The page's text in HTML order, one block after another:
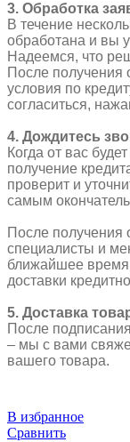
3. Обработка
В течение
обработана и вы
Надеемся, что
После получения
условия по
согласиться,
4. Дождитесь
Когда от вас
получение
проверит и
самым
После
специалисты и
ближайшее время
доставки
5. Доставка
После
– мы с вами
вашего товара.
В избранное
Сравнить